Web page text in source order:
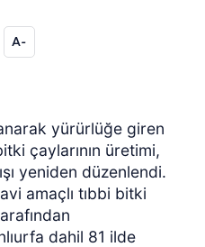
A-
yürürlüğe giren
çaylarının üretimi,
yeniden düzenlendi.
amaçlı tıbbi bitki
dahil 81 ilde